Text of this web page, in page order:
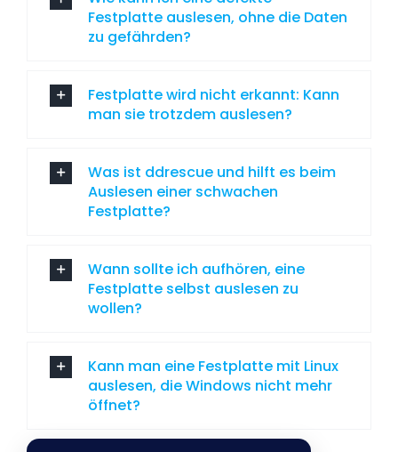
Festplatte auslesen, ohne die Daten
zu gefährden?
Festplatte wird nicht erkannt: Kann
man sie trotzdem auslesen?
Was ist ddrescue und hilft es beim
Auslesen einer schwachen
Festplatte?
Wann sollte ich aufhören, eine
Festplatte selbst auslesen zu
wollen?
Kann man eine Festplatte mit Linux
auslesen, die Windows nicht mehr
öffnet?